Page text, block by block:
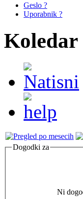
Geslo ?
Uporabnik ?
Koledar
Dogodki za
Ni